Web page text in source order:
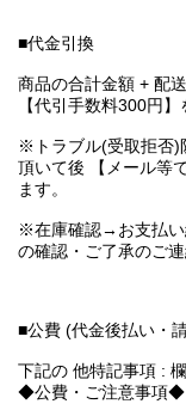
■代金引換
商品の合計金額 + 配
【代引手数料300円】
※トラブル(受取拒否)
頂いて後 【メール等
ます。
※在庫確認→お支払い
の確認・ご了承のご
■公費 (代金後払い・
下記の 他特記事項 : 欄
◆公費・ご注意事項◆